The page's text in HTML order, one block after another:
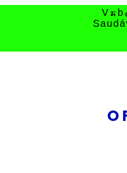
V 🍌 b
O